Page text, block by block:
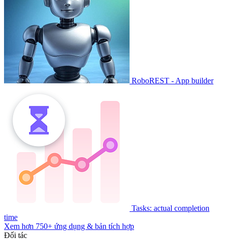
RoboREST - App builder
Tasks: actual completion
time
Xem hơn 750+ ứng dụng & bản tích hợp
Đối tác